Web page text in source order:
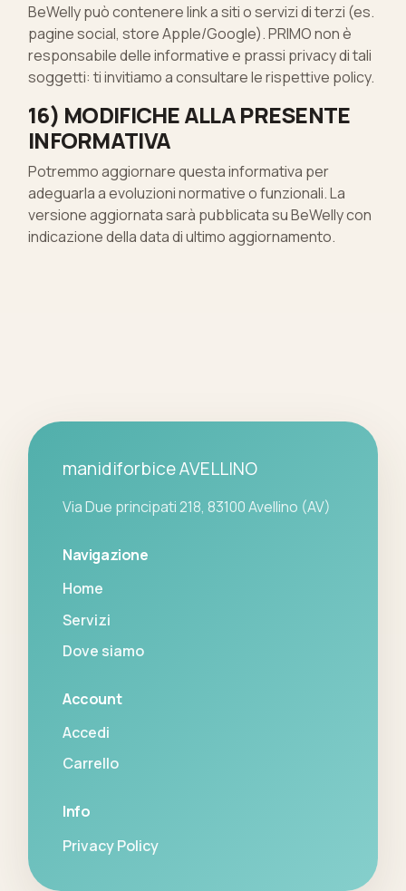
BeWelly può contenere link a siti o servizi di terzi (es.
pagine social, store Apple/Google). PRIMO non è
responsabile delle informative e prassi privacy di tali
soggetti: ti invitiamo a consultare le rispettive policy.
16) MODIFICHE ALLA PRESENTE
INFORMATIVA
Potremmo aggiornare questa informativa per
adeguarla a evoluzioni normative o funzionali. La
versione aggiornata sarà pubblicata su BeWelly con
indicazione della data di ultimo aggiornamento.
manidiforbice AVELLINO
Via Due principati 218, 83100 Avellino (AV)
Navigazione
Home
Servizi
Dove siamo
Account
Accedi
Carrello
Info
Privacy Policy